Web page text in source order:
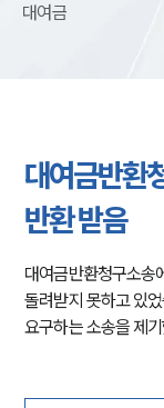
대여금
대여금반환
반환 받음
대여금반환청구소송
돌려받지 못하고 있
요구하는 소송을 제